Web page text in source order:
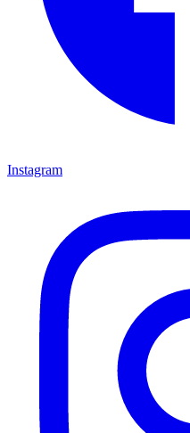
Instagram